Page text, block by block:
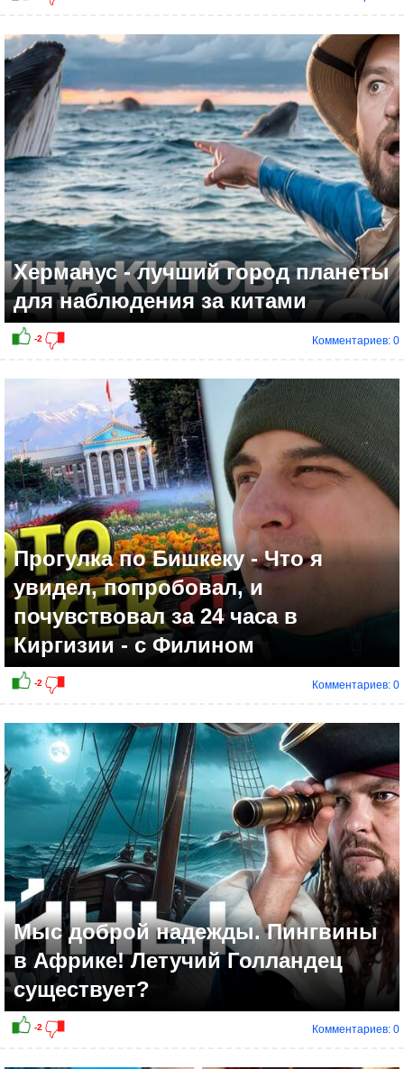
-2
Херманус - лучший город планеты
для наблюдения за китами
Комментариев: 0
Прогулка по Бишкеку - Что я
увидел, попробовал, и
почувствовал за 24 часа в
Киргизии - с Филином
Комментариев: 0
Мыс доброй надежды. Пингвины
в Африке! Летучий Голландец
существует?
Комментариев: 0